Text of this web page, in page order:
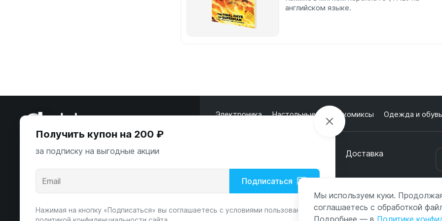
английском языке.
ООО «Некстайп» 2026 © Все права
защищены
Андропова пр-т, 22
8 (800) 123-55-44
Электроника Настольные игры и комиксы Одежда и обувь
Доставка
Получить купон на 200 ₽
за подписку на выгодные акции
Подписаться
Нажимая на кнопку «Подписаться» вы соглашаетесь с условиями пользования и
Мы используем куки.
соглашаетесь с обработкой
Подробнее — в Политике